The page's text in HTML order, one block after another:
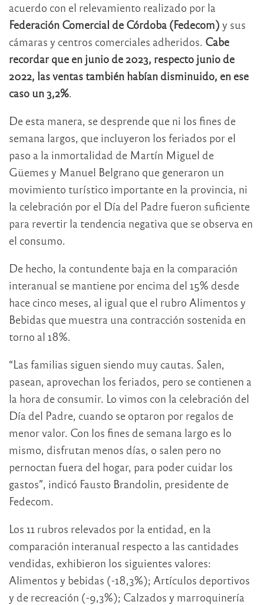
acuerdo con el relevamiento realizado por la
Federación Comercial de Córdoba (Fedecom) y sus
cámaras y centros comerciales adheridos. Cabe
recordar que en junio de 2023, respecto junio de
2022, las ventas también habían disminuido, en ese
caso un 3,2%.
De esta manera, se desprende que ni los fines de
semana largos, que incluyeron los feriados por el
paso a la inmortalidad de Martín Miguel de
Güemes y Manuel Belgrano que generaron un
movimiento turístico importante en la provincia, ni
la celebración por el Día del Padre fueron suficiente
para revertir la tendencia negativa que se observa en
el consumo.
De hecho, la contundente baja en la comparación
interanual se mantiene por encima del 15% desde
hace cinco meses, al igual que el rubro Alimentos y
Bebidas que muestra una contracción sostenida en
torno al 18%.
“Las familias siguen siendo muy cautas. Salen,
pasean, aprovechan los feriados, pero se contienen a
la hora de consumir. Lo vimos con la celebración del
Día del Padre, cuando se optaron por regalos de
menor valor. Con los fines de semana largo es lo
mismo, disfrutan menos días, o salen pero no
pernoctan fuera del hogar, para poder cuidar los
gastos”, indicó Fausto Brandolin, presidente de
Fedecom.
Los 11 rubros relevados por la entidad, en la
comparación interanual respecto a las cantidades
vendidas, exhibieron los siguientes valores:
Alimentos y bebidas (-18,3%); Artículos deportivos
y de recreación (-9,3%); Calzados y marroquinería